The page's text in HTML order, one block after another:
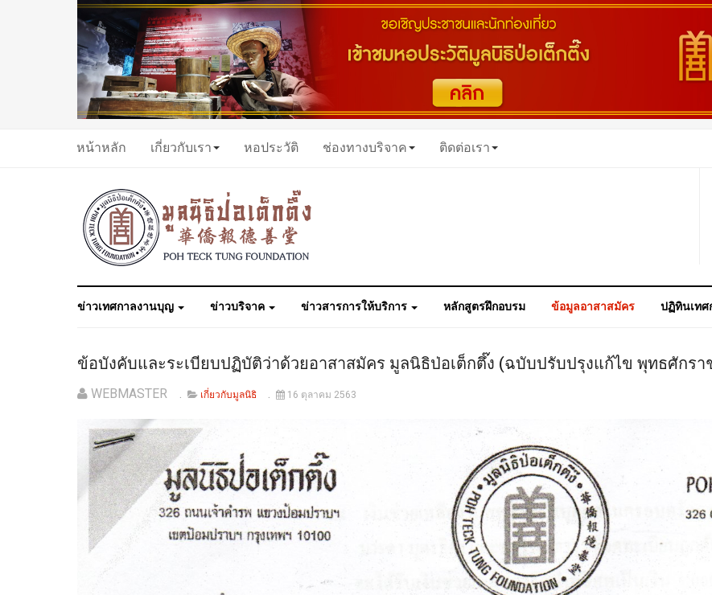
หน้าหลัก เกี่ยวกับเรา หอประวัติ ช่องทางบริจาค ติดต่อเรา
ข่าวเทศกาลงานบุญ ข่าวบริจาค ข่าวสารการให้บริการ หลักสูตรฝึกอบรม ข้อมูลอาสาสมัคร ปฏิทินเทศ
ข้อบังคับและระเบียบปฏิบัติว่าด้วยอาสาสมัคร มูลนิธิป่อเต็กตึ๊ง (ฉบับปรับปรุงแก้ไข พุทธศักรา
WEBMASTER เกี่ยวกับมูลนิธิ 16 ตุลาคม 2563